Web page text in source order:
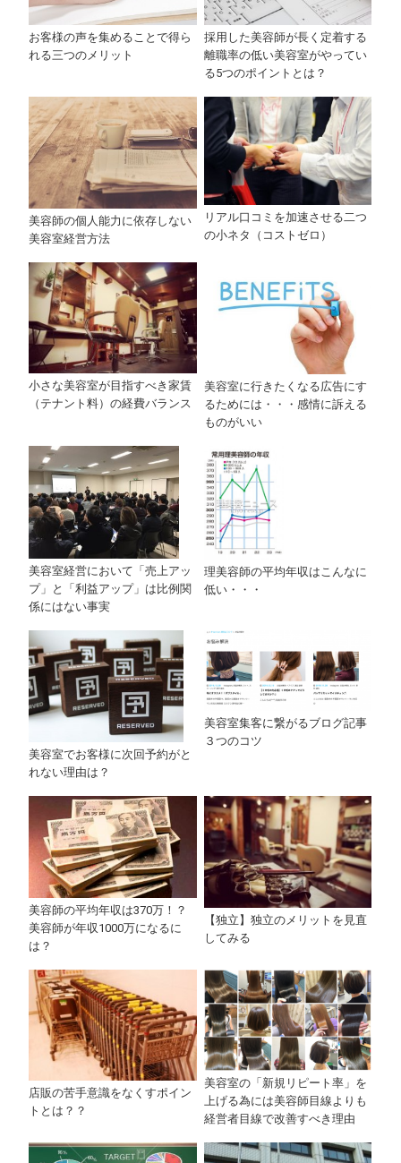
お客様の声を集めることで得ら
れる三つのメリット
採用した美容師が長く定着する
離職率の低い美容室がやってい
る5つのポイントとは？
美容師の個人能力に依存しない
美容室経営方法
リアル口コミを加速させる二つ
の小ネタ（コストゼロ）
小さな美容室が目指すべき家賃
（テナント料）の経費バランス
美容室に行きたくなる広告にす
るためには・・・感情に訴える
ものがいい
美容室経営において「売上アッ
プ」と「利益アップ」は比例関
係にはない事実
理美容師の平均年収はこんなに
低い・・・
美容室でお客様に次回予約がと
れない理由は？
美容室集客に繋がるブログ記事
３つのコツ
美容師の平均年収は370万！？
美容師が年収1000万になるに
は？
【独立】独立のメリットを見直
してみる
店販の苦手意識をなくすポイン
トとは？？
美容室の「新規リピート率」を
上げる為には美容師目線よりも
経営者目線で改善すべき理由